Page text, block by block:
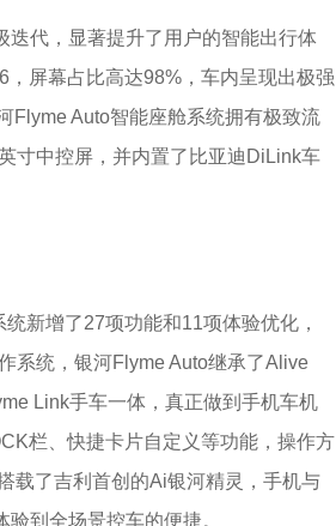
迭代，显著提升了用户的智能出行体
屏幕占比高达98%，车内呈现出极强
Flyme Auto智能座舱系统拥有极致流
寸中控屏，并内置了比亚迪DiLink车
新增了27项功能和11项体验优化，
系统，银河Flyme Auto继承了Alive
Link手车一体，真正做到手机车机
栏、快捷卡片自定义等功能，操作方
载了吉利首创的Ai银河精灵，手机与
到全场景控车的便捷。